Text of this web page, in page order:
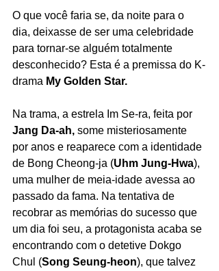
O que você faria se, da noite para o
dia, deixasse de ser uma celebridade
para tornar-se alguém totalmente
desconhecido? Esta é a premissa do K-
drama My Golden Star.
Na trama, a estrela Im Se-ra, feita por
Jang Da-ah, some misteriosamente
por anos e reaparece com a identidade
de Bong Cheong-ja (Uhm Jung-Hwa),
uma mulher de meia-idade avessa ao
passado da fama. Na tentativa de
recobrar as memórias do sucesso que
um dia foi seu, a protagonista acaba se
encontrando com o detetive Dokgo
Chul (Song Seung-heon), que talvez